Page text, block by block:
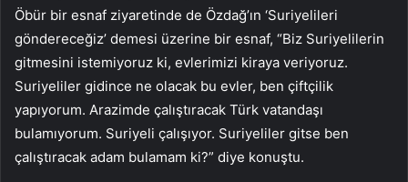
Öbür bir esnaf ziyaretinde de Özdağ’ın ‘Suriyelileri
göndereceğiz’ demesi üzerine bir esnaf, “Biz Suriyelilerin
gitmesini istemiyoruz ki, evlerimizi kiraya veriyoruz.
Suriyeliler gidince ne olacak bu evler, ben çiftçilik
yapıyorum. Arazimde çalıştıracak Türk vatandaşı
bulamıyorum. Suriyeli çalışıyor. Suriyeliler gitse ben
çalıştıracak adam bulamam ki?” diye konuştu.